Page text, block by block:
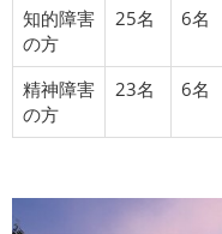
知的障害
の方
25名 6名
精神障害
の方
23名 6名